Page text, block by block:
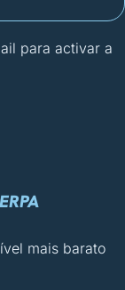
para activar a
mais barato